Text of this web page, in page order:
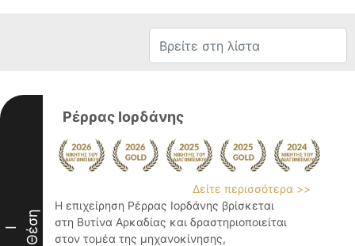
I Θέση
Ρέρρας Ιορδάνης
Δείτε περισσότερα >>
Η επιχείρηση Ρέρρας Ιορδάνης βρίσκεται
στη Βυτίνα Αρκαδίας και δραστηριοποιείται
στον τομέα της μηχανοκίνησης,